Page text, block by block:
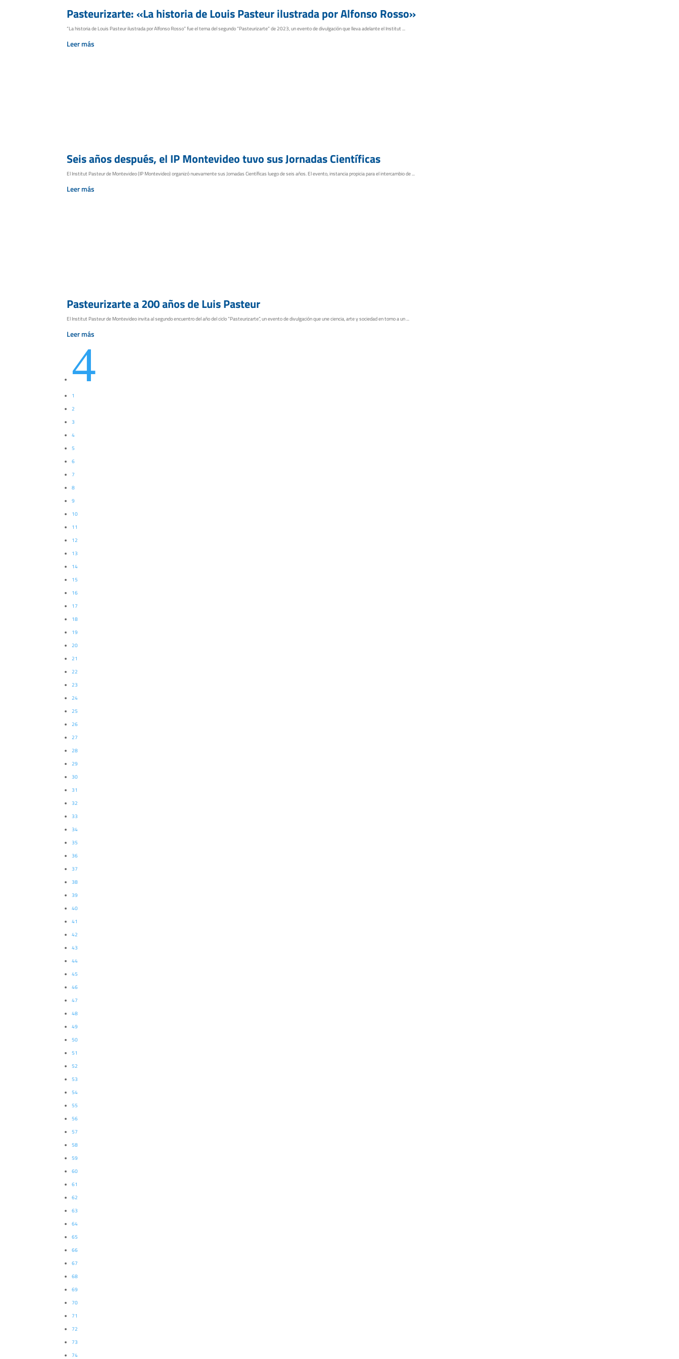
Pasteurizarte: «La historia de Louis Pasteur ilustrada por Alfonso Rosso»
“La historia de Louis Pasteur ilustrada por Alfonso Rosso” fue el tema del segundo “Pasteurizarte” de 2023, un evento de divulgación que lleva adelante el Institut ...
Leer más
Seis años después, el IP Montevideo tuvo sus Jornadas Científicas
El Institut Pasteur de Montevideo (IP Montevideo) organizó nuevamente sus Jornadas Científicas luego de seis años. El evento, instancia propicia para el intercambio de ...
Leer más
Pasteurizarte a 200 años de Luis Pasteur
El Institut Pasteur de Montevideo invita al segundo encuentro del año del ciclo “Pasteurizarte”, un evento de divulgación que une ciencia, arte y sociedad en torno a un ...
Leer más
4
1
2
3
4
5
6
7
8
9
10
11
12
13
14
15
16
17
18
19
20
21
22
23
24
25
26
27
28
29
30
31
32
33
34
35
36
37
38
39
40
41
42
43
44
45
46
47
48
49
50
51
52
53
54
55
56
57
58
59
60
61
62
63
64
65
66
67
68
69
70
71
72
73
74